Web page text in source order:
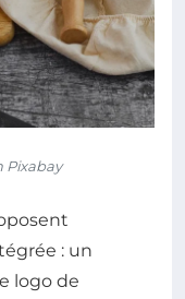
Pixabay
: un
logo de